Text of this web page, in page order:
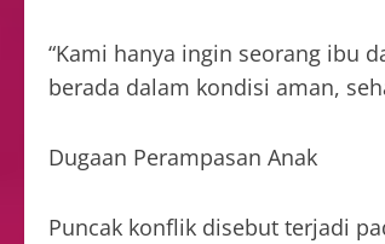
“Kami hanya ingin seorang ibu
berada dalam kondisi aman,
Dugaan Perampasan Anak
Puncak konflik disebut terjadi